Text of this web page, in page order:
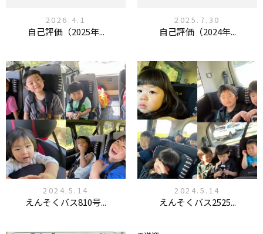
2026.4.1
自己評価（2025年...
2025.7.30
自己評価（2024年...
2024.5.14
えんそくバス810号...
2024.5.14
えんそくバス2525...